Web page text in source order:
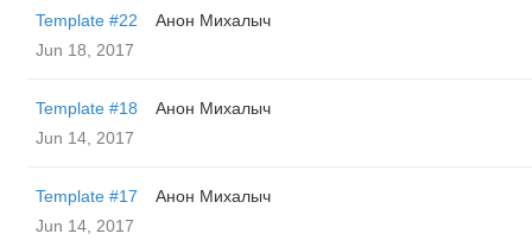
Template #22
Анон Михалыч
Jun 18, 2017
Template #18
Анон Михалыч
Jun 14, 2017
Template #17
Анон Михалыч
Jun 14, 2017